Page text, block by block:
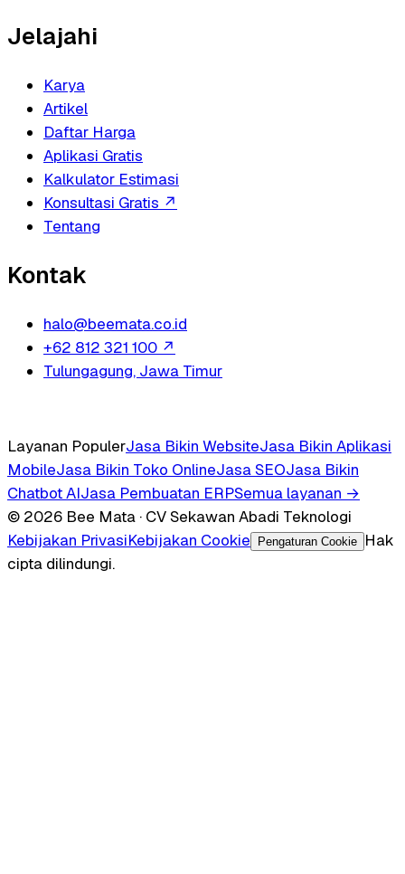
Jelajahi
Karya
Artikel
Daftar Harga
Aplikasi Gratis
Kalkulator Estimasi
Konsultasi Gratis ↗
Tentang
Kontak
halo@beemata.co.id
+62 812 321 100 ↗
Tulungagung, Jawa Timur
Layanan PopulerJasa Bikin WebsiteJasa Bikin Aplikasi
MobileJasa Bikin Toko OnlineJasa SEOJasa Bikin
Chatbot AIJasa Pembuatan ERPSemua layanan →
© 2026 Bee Mata · CV Sekawan Abadi Teknologi
Kebijakan PrivasiKebijakan Cookie Pengaturan Cookie
Hak
cipta dilindungi.